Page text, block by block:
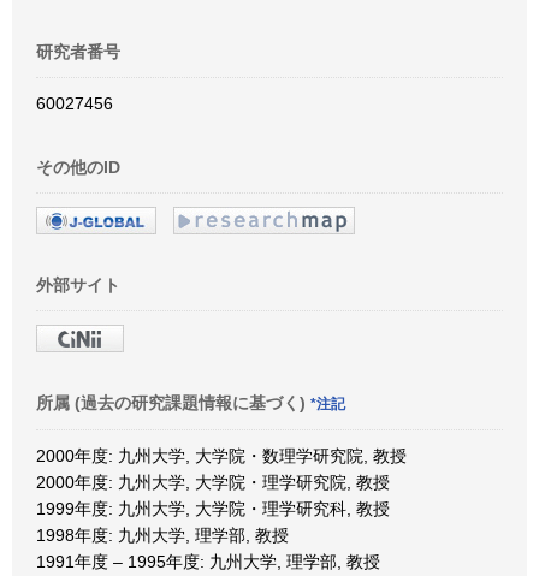
研究者番号
60027456
その他のID
外部サイト
所属 (過去の研究課題情報に基づく) *注記
2000年度: 九州大学, 大学院・数理学研究院, 教授
2000年度: 九州大学, 大学院・理学研究院, 教授
1999年度: 九州大学, 大学院・理学研究科, 教授
1998年度: 九州大学, 理学部, 教授
1991年度 – 1995年度: 九州大学, 理学部, 教授